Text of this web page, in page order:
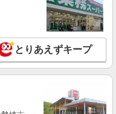
とりあえずキープ